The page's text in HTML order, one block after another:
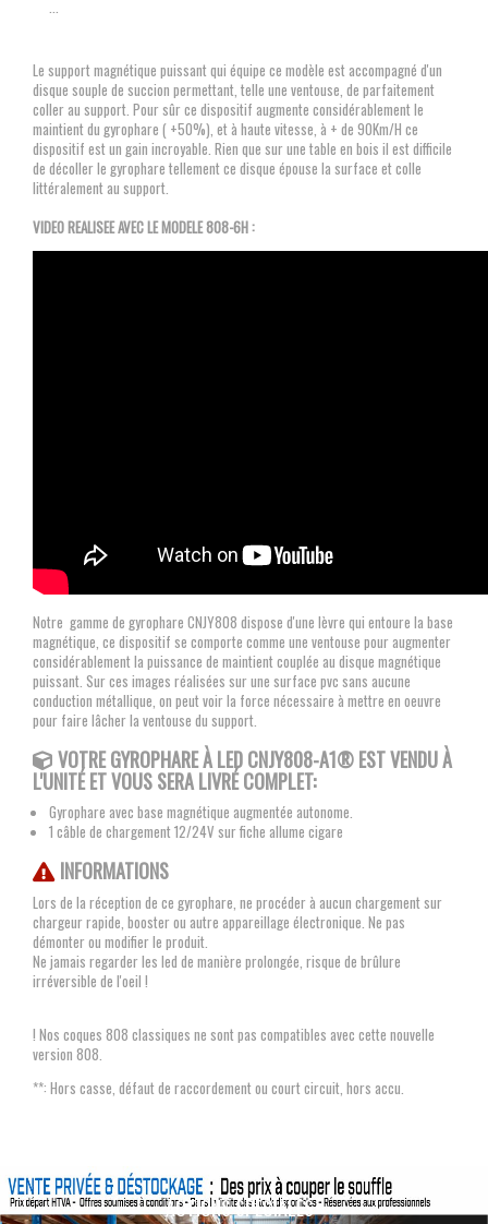
...
Le support magnétique puissant qui équipe ce modèle est accompagné d'un
disque souple de succion permettant, telle une ventouse, de parfaitement
coller au support. Pour sûr ce dispositif augmente considérablement le
maintient du gyrophare ( +50%), et à haute vitesse, à + de 90Km/H ce
dispositif est un gain incroyable. Rien que sur une table en bois il est difficile
de décoller le gyrophare tellement ce disque épouse la surface et colle
littéralement au support.
VIDEO REALISEE AVEC LE MODELE 808-6H :
Notre gamme de gyrophare CNJY808 dispose d'une lèvre qui entoure la base
magnétique, ce dispositif se comporte comme une ventouse pour augmenter
considérablement la puissance de maintient couplée au disque magnétique
puissant. Sur ces images réalisées sur une surface pvc sans aucune
conduction métallique, on peut voir la force nécessaire à mettre en oeuvre
pour faire lâcher la ventouse du support.
VOTRE GYROPHARE À LED CNJY808-A1® EST VENDU À
L'UNITÉ ET VOUS SERA LIVRÉ COMPLET:
Gyrophare avec base magnétique augmentée autonome.
1 câble de chargement 12/24V sur fiche allume cigare
INFORMATIONS
Lors de la réception de ce gyrophare, ne procéder à aucun chargement sur
chargeur rapide, booster ou autre appareillage électronique. Ne pas
démonter ou modifier le produit.
Ne jamais regarder les led de manière prolongée, risque de brûlure
irréversible de l'oeil !
! Nos coques 808 classiques ne sont pas compatibles avec cette nouvelle
version 808.
**: Hors casse, défaut de raccordement ou court circuit, hors accu.
ACTIONS SPÉCIALES